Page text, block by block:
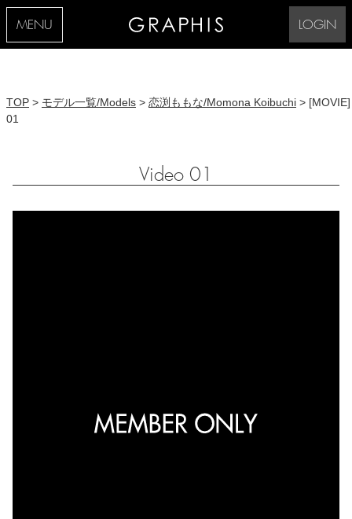
MENU LOGIN
TOP > モデル一覧/Models > 恋渕ももな/Momona Koibuchi > [MOVIE]
01
Video 01